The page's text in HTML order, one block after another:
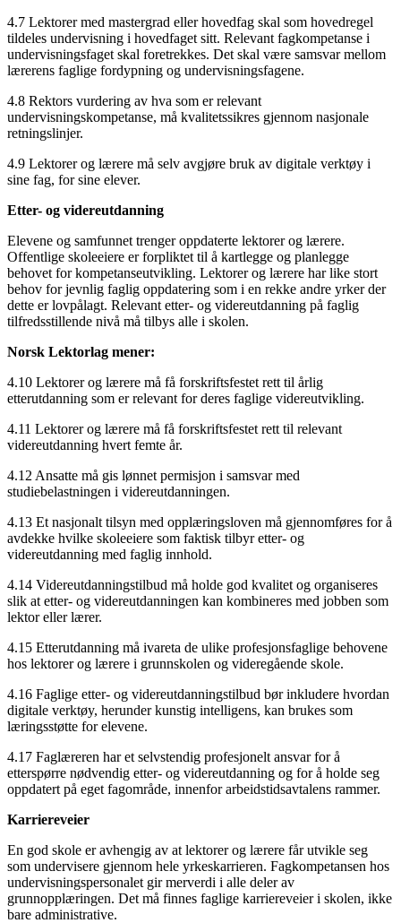
4.7 Lektorer med mastergrad eller hovedfag skal som hovedregel
tildeles undervisning i hovedfaget sitt. Relevant fagkompetanse i
undervisningsfaget skal foretrekkes. Det skal være samsvar mellom
lærerens faglige fordypning og undervisningsfagene.
4.8 Rektors vurdering av hva som er relevant
undervisningskompetanse, må kvalitetssikres gjennom nasjonale
retningslinjer.
4.9 Lektorer og lærere må selv avgjøre bruk av digitale verktøy i
sine fag, for sine elever.
Etter- og videreutdanning
Elevene og samfunnet trenger oppdaterte lektorer og lærere.
Offentlige skoleeiere er forpliktet til å kartlegge og planlegge
behovet for kompetanseutvikling. Lektorer og lærere har like stort
behov for jevnlig faglig oppdatering som i en rekke andre yrker der
dette er lovpålagt. Relevant etter- og videreutdanning på faglig
tilfredsstillende nivå må tilbys alle i skolen.
Norsk Lektorlag mener:
4.10 Lektorer og lærere må få forskriftsfestet rett til årlig
etterutdanning som er relevant for deres faglige videreutvikling.
4.11 Lektorer og lærere må få forskriftsfestet rett til relevant
videreutdanning hvert femte år.
4.12 Ansatte må gis lønnet permisjon i samsvar med
studiebelastningen i videreutdanningen.
4.13 Et nasjonalt tilsyn med opplæringsloven må gjennomføres for å
avdekke hvilke skoleeiere som faktisk tilbyr etter- og
videreutdanning med faglig innhold.
4.14 Videreutdanningstilbud må holde god kvalitet og organiseres
slik at etter- og videreutdanningen kan kombineres med jobben som
lektor eller lærer.
4.15 Etterutdanning må ivareta de ulike profesjonsfaglige behovene
hos lektorer og lærere i grunnskolen og videregående skole.
4.16 Faglige etter- og videreutdanningstilbud bør inkludere hvordan
digitale verktøy, herunder kunstig intelligens, kan brukes som
læringsstøtte for elevene.
4.17 Faglæreren har et selvstendig profesjonelt ansvar for å
etterspørre nødvendig etter- og videreutdanning og for å holde seg
oppdatert på eget fagområde, innenfor arbeidstidsavtalens rammer.
Karriereveier
En god skole er avhengig av at lektorer og lærere får utvikle seg
som undervisere gjennom hele yrkeskarrieren. Fagkompetansen hos
undervisningspersonalet gir merverdi i alle deler av
grunnopplæringen. Det må finnes faglige karriereveier i skolen, ikke
bare administrative.